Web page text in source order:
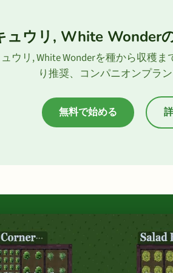
ュウリ, White Wonder
ウリ, White Wonderを種から収穫
り推奨、コンパニオンプラン
無料で始める